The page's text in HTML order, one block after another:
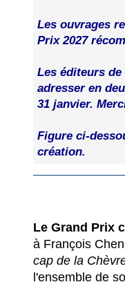
Les ouvrages
Prix 2027
Les éditeurs
adresser en
31 janvier.
Figure ci-
création.
Le Grand Prix
à François
cap de la
l'ensemble de